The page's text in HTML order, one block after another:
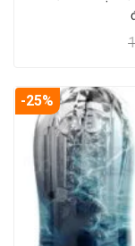
-25%